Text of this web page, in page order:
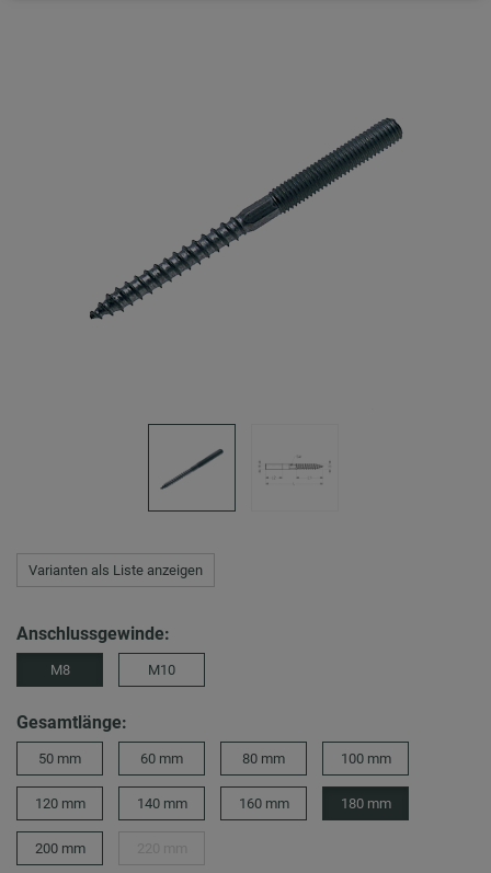
Varianten als Liste anzeigen
Anschlussgewinde:
M8 M10
Gesamtlänge:
50 mm 60 mm 80 mm 100 mm
120 mm 140 mm 160 mm 180 mm
200 mm